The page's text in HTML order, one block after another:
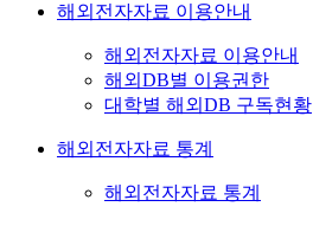
해외전자자료 이용안내
해외전자자료 이용안내
해외DB별 이용권한
대학별 해외DB 구독현황
해외전자자료 통계
해외전자자료 통계